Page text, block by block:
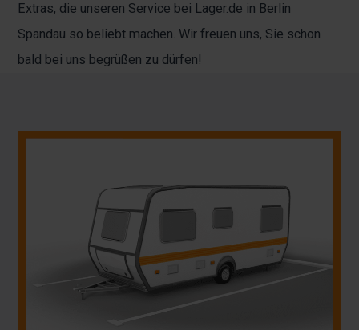
Extras, die unseren Service bei Lager.de in Berlin
Spandau so beliebt machen. Wir freuen uns, Sie schon
bald bei uns begrüßen zu dürfen!